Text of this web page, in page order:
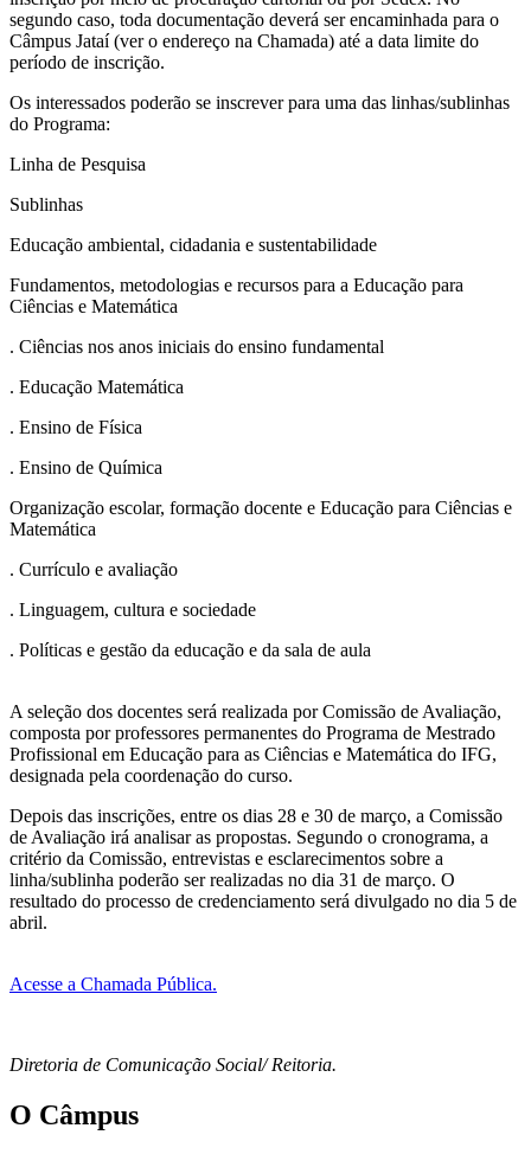
segundo caso, toda documentação deverá ser encaminhada para o
Câmpus Jataí (ver o endereço na Chamada) até a data limite do
período de inscrição.
Os interessados poderão se inscrever para uma das linhas/sublinhas
do Programa:
Linha de Pesquisa
Sublinhas
Educação ambiental, cidadania e sustentabilidade
Fundamentos, metodologias e recursos para a Educação para
Ciências e Matemática
. Ciências nos anos iniciais do ensino fundamental
. Educação Matemática
. Ensino de Física
. Ensino de Química
Organização escolar, formação docente e Educação para Ciências e
Matemática
. Currículo e avaliação
. Linguagem, cultura e sociedade
. Políticas e gestão da educação e da sala de aula
A seleção dos docentes será realizada por Comissão de Avaliação,
composta por professores permanentes do Programa de Mestrado
Profissional em Educação para as Ciências e Matemática do IFG,
designada pela coordenação do curso.
Depois das inscrições, entre os dias 28 e 30 de março, a Comissão
de Avaliação irá analisar as propostas. Segundo o cronograma, a
critério da Comissão, entrevistas e esclarecimentos sobre a
linha/sublinha poderão ser realizadas no dia 31 de março. O
resultado do processo de credenciamento será divulgado no dia 5 de
abril.
Acesse a Chamada Pública.
Diretoria de Comunicação Social/ Reitoria.
O Câmpus